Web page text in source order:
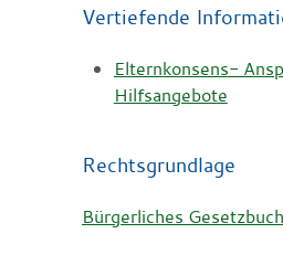
Vertiefende
Elternkonsens-
Hilfsangebote
Rechtsgrundlage
Bürgerliches